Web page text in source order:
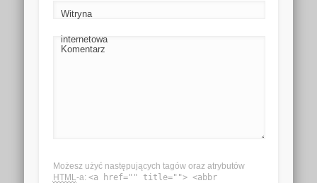
Witryna
internetowa
Komentarz
Możesz użyć następujących tagów oraz atrybutów
HTML-a: <a href="" title=""> <abbr